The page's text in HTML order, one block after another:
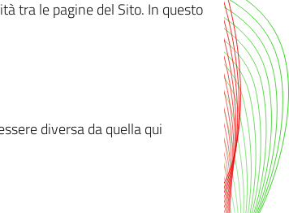
tra le pagine del Sito. In questo
diversa da quella qui